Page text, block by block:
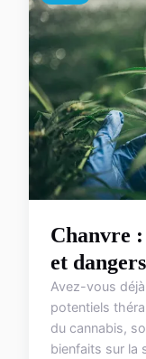
Chanvre
et
Avez-vous
potentiels
du cannabis,
bienfaits sur la